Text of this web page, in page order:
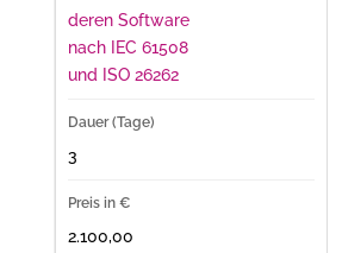
deren Software
nach IEC 61508
und ISO 26262
3
2.100,00